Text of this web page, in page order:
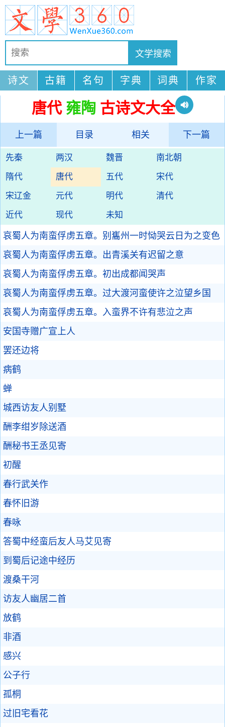
诗文 古籍 名句 字典 词典 作家
唐代 雍陶 古诗文大全
上一篇 目录 相关 下一篇
先秦 两汉 魏晋
南北朝
隋代
唐代 五代
宋代
宋辽金
元代 明代
清代
近代
现代 未知
哀蜀人为南蛮俘虏五章。别巂州一时恸哭云日为之变色
哀蜀人为南蛮俘虏五章。出青溪关有迟留之意
哀蜀人为南蛮俘虏五章。初出成都闻哭声
哀蜀人为南蛮俘虏五章。过大渡河蛮使许之泣望乡国
哀蜀人为南蛮俘虏五章。入蛮界不许有悲泣之声
安国寺赠广宣上人
罢还边将
病鹤
蝉
城西访友人别墅
酬李绀岁除送酒
酬秘书王丞见寄
初醒
春行武关作
春怀旧游
春咏
答蜀中经蛮后友人马艾见寄
到蜀后记途中经历
渡桑干河
访友人幽居二首
放鹤
非酒
感兴
公子行
孤桐
过旧宅看花